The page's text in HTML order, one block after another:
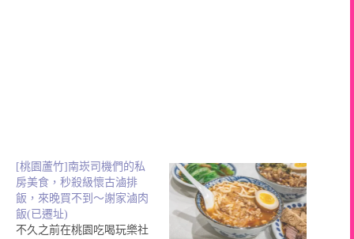
[桃園蘆竹]南崁司機們的私
房美食，秒殺級懷古滷排
飯，來晚買不到～謝家滷肉
飯(已遷址)
不久之前在桃園吃喝玩樂社